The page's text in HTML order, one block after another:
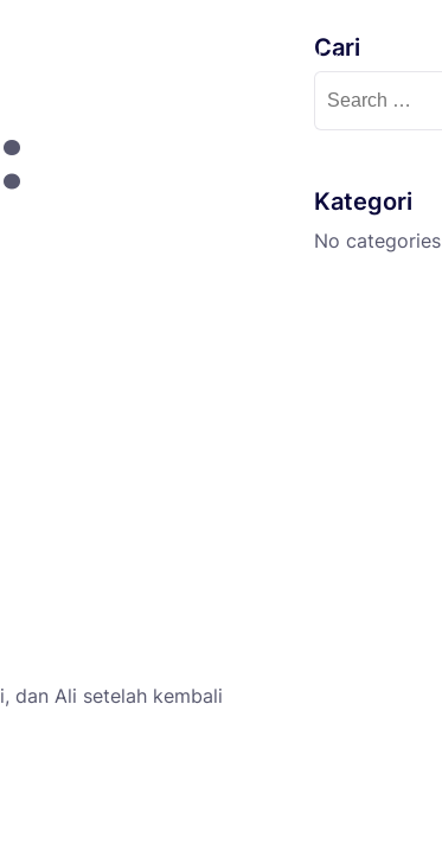
Ekskul
dan Ali setelah kembali
Cari
Kategori
No categories